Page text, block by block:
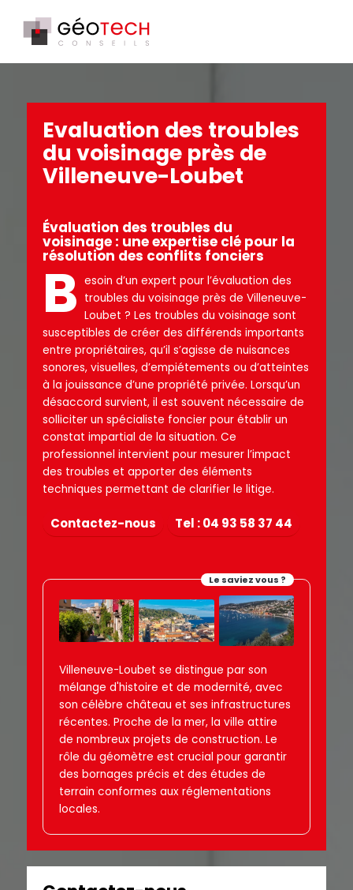
Evaluation des troubles
du voisinage près de
Villeneuve-Loubet
Évaluation des troubles du
voisinage : une expertise clé pour la
résolution des conflits fonciers
B esoin d’un expert pour l’évaluation des
troubles du voisinage près de Villeneuve-
Loubet ? Les troubles du voisinage sont
susceptibles de créer des différends importants
entre propriétaires, qu’il s’agisse de nuisances
sonores, visuelles, d’empiétements ou d’atteintes
à la jouissance d’une propriété privée. Lorsqu’un
désaccord survient, il est souvent nécessaire de
solliciter un spécialiste foncier pour établir un
constat impartial de la situation. Ce
professionnel intervient pour mesurer l’impact
des troubles et apporter des éléments
techniques permettant de clarifier le litige.
Contactez-nous Tel : 04 93 58 37 44
Le saviez vous ?
Villeneuve-Loubet se distingue par son
mélange d'histoire et de modernité, avec
son célèbre château et ses infrastructures
récentes. Proche de la mer, la ville attire
de nombreux projets de construction. Le
rôle du géomètre est crucial pour garantir
des bornages précis et des études de
terrain conformes aux réglementations
locales.